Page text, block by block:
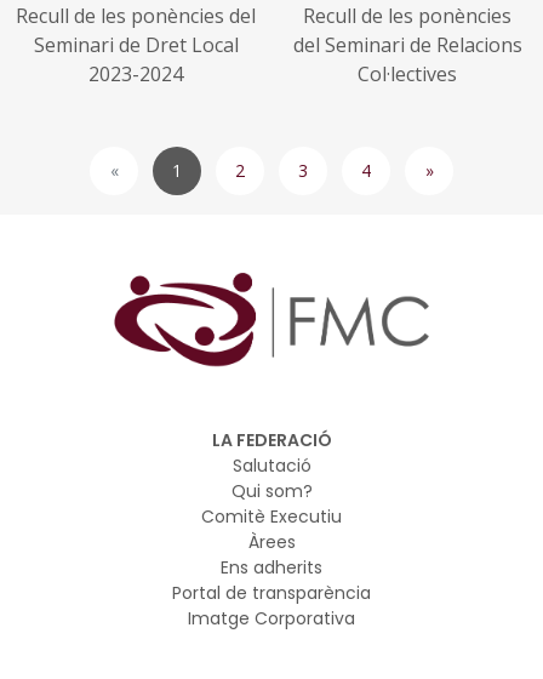
Recull de les ponències del
Seminari de Dret Local
2023-2024
Recull de les ponències
del Seminari de Relacions
Col·lectives
1
LA FEDERACIÓ
Salutació
Qui som?
Comitè Executiu
Àrees
Ens adherits
Portal de transparència
Imatge Corporativa